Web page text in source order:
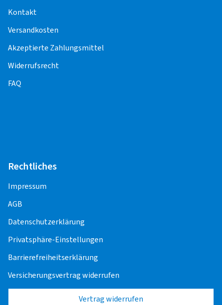
Kontakt
Versandkosten
Akzeptierte Zahlungsmittel
Widerrufsrecht
FAQ
Rechtliches
Impressum
AGB
Datenschutzerklärung
Privatsphäre-Einstellungen
Barrierefreiheitserklärung
Versicherungsvertrag widerrufen
Vertrag widerrufen